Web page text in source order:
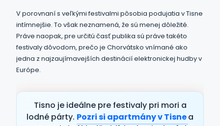
V porovnaní s veľkými festivalmi pôsobia podujatia v Tisne
intímnejšie. To však neznamená, že sú menej dôležité.
Práve naopak, pre určitú časť publika sú práve takéto
festivaly dôvodom, prečo je Chorvátsko vnímané ako
jedna z najzaujímavejších destinácií elektronickej hudby v
Európe.
Tisno je ideálne pre festivaly pri mori a
lodné párty. Pozri si apartmány v Tisnea